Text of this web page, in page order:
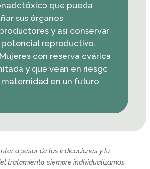
que pueda
sus órganos
y así conservar
potencial reproductivo.
Mujeres con reserva ovárica
y que vean en riesgo
maternidad en un futuro
a pesar de las indicaciones y la
tratamiento, siempre individualizamos